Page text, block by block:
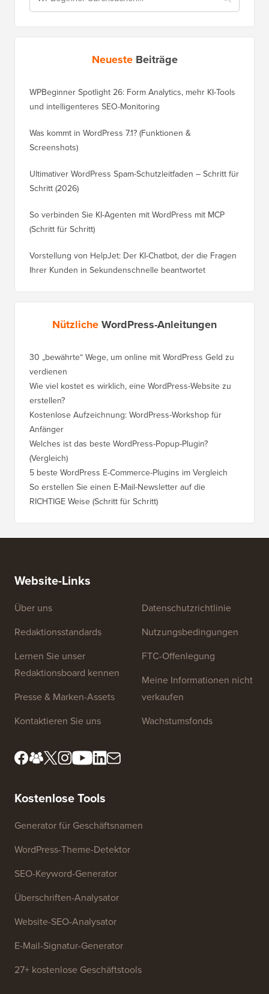
Neueste Beiträge
WPBeginner Spotlight 26: Form Analytics, mehr KI-Tools
und intelligenteres SEO-Monitoring
Was kommt in WordPress 7.1? (Funktionen &
Screenshots)
Ultimativer WordPress Spam-Schutzleitfaden – Schritt für
Schritt (2026)
So verbinden Sie KI-Agenten mit WordPress mit MCP
(Schritt für Schritt)
Vorstellung von HelpJet: Der KI-Chatbot, der die Fragen
Ihrer Kunden in Sekundenschnelle beantwortet
NützlicheWordPress-Anleitungen
30 „bewährte“ Wege, um online mit WordPress Geld zu
verdienen
Wie viel kostet es wirklich, eine WordPress-Website zu
erstellen?
Kostenlose Aufzeichnung: WordPress-Workshop für
Anfänger
Welches ist das beste WordPress-Popup-Plugin?
(Vergleich)
5 beste WordPress E-Commerce-Plugins im Vergleich So
Website-Links
Über uns
Redaktionsstandards
Lernen Sie unser
Redaktionsboard kennen
Presse & Marken-Assets
Datenschutzrichtlinie
Nutzungsbedingungen
Kostenlose Tools
Generator für Geschäftsnamen
WordPress-Theme-Detektor
SEO-Keyword-Generator